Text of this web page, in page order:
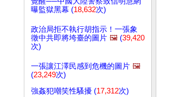
曝監獄黑幕 (18,632次)
政治局拒不執行胡指示！一張象
徵中共即將垮臺的圖片 🖼️ (39,420
次)
一張讓江澤民感到危機的圖片 🖼️
(23,249次)
強姦犯嘲笑性騷擾 (17,312次)